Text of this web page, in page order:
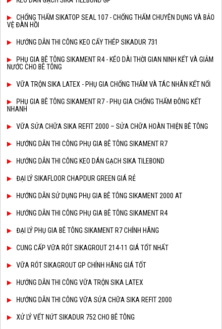
CHỐNG THẤM SIKATOP SEAL 107 - CHỐNG THẤM CHUYÊN DỤNG VÀ BẢO
VỆ ĐÀN HỒI
HƯỚNG DẪN THI CÔNG KEO CẤY THÉP SIKADUR 731
PHỤ GIA BÊ TÔNG SIKAMENT R4 - KÉO DÀI THỜI GIAN NINH KẾT VÀ GIẢM
NƯỚC CHO BÊ TÔNG
VỮA TRỘN SIKA LATEX - PHỤ GIA CHỐNG THẤM VÀ TÁC NHÂN KẾT NỐI
PHỤ GIA BÊ TÔNG SIKAMENT R7 - PHỤ GIA CHỐNG THẤM ĐÔNG KẾT
NHANH
VỮA SỬA CHỮA SIKA REFIT 2000 – SỬA CHỮA HOÀN THIỆN BÊ TÔNG
HƯỚNG DẪN THI CÔNG PHỤ GIA BÊ TÔNG SIKAMENT R7
HƯỚNG DẪN THI CÔNG KEO DÁN GẠCH SIKA TILEBOND
ĐẠI LÝ SIKAFLOOR CHAPDUR GREEN GIÁ RẺ
HƯỚNG DẪN SỬ DỤNG PHỤ GIA BÊ TÔNG SIKAMENT 2000 AT
HƯỚNG DẪN THI CÔNG PHỤ GIA BÊ TÔNG SIKAMENT R4
ĐẠI LÝ PHỤ GIA BÊ TÔNG SIKAMENT R7 CHÍNH HÃNG
CUNG CẤP VỮA RÓT SIKAGROUT 214-11 GIÁ TỐT NHẤT
VỮA RÓT SIKAGROUT GP CHÍNH HÃNG GIÁ TỐT
HƯỚNG DẪN THI CÔNG VỮA TRỘN SIKA LATEX
HƯỚNG DẪN THI CÔNG VỮA SỬA CHỮA SIKA REFIT 2000
XỬ LÝ VẾT NỨT SIKADUR 752 CHO BÊ TÔNG